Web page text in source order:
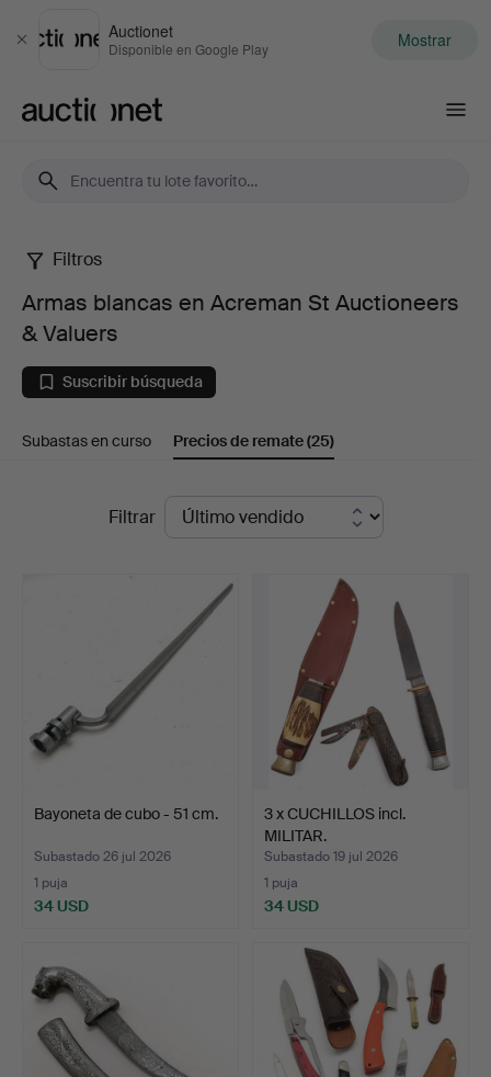
Cerrar
Auctionet
Disponible en Google Play Mostrar
Armas
blancas
en
Acreman
Auctioneers
Filtros
Armas blancas en Acreman St Auctioneers
& Valuers
Suscribir búsqueda
Subastas en curso Precios de remate(25)
Filtrar
Bayoneta de cubo - 51 cm.
Subastado 26 jul 2026
1 puja
34 USD
3 x CUCHILLOS incl.
MILITAR.
Subastado 19 jul 2026
1 puja
34 USD